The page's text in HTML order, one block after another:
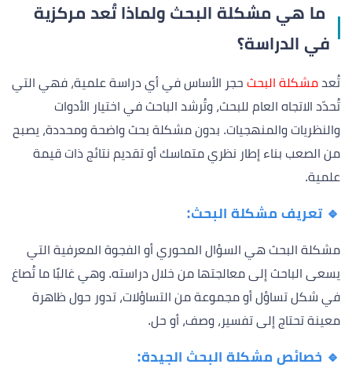
ما هي مشكلة البحث ولماذا تُعد مركزية
في الدراسة؟
تُعد مشكلة البحث حجر الأساس في أي دراسة علمية، فهي التي
تُحدّد الاتجاه العام للبحث، وتُرشد الباحث في اختيار الأدوات
والنظريات والمنهجيات. بدون مشكلة بحث واضحة ومحددة، يصبح
من الصعب بناء إطار نظري متماسك أو تقديم نتائج ذات قيمة
علمية.
🔹 تعريف مشكلة البحث:
مشكلة البحث هي السؤال المحوري أو الفجوة المعرفية التي
يسعى الباحث إلى معالجتها من خلال دراسته. وهي غالبًا ما تُصاغ
في شكل تساؤل أو مجموعة من التساؤلات، تدور حول ظاهرة
معينة تحتاج إلى تفسير، وصف، أو حل.
🔹 خصائص مشكلة البحث الجيدة: